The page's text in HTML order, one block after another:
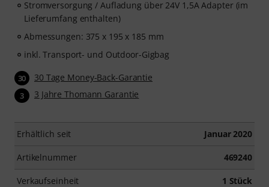
Stromversorgung / Aufladung über 24V 1,5A Adapter (im
Lieferumfang enthalten)
Abmessungen: 375 x 195 x 185 mm
inkl. Transport- und Outdoor-Gigbag
30 30 Tage Money-Back-Garantie
3 3 Jahre Thomann Garantie
Erhältlich seit Januar 2020
Artikelnummer 469240
Verkaufseinheit 1 Stück